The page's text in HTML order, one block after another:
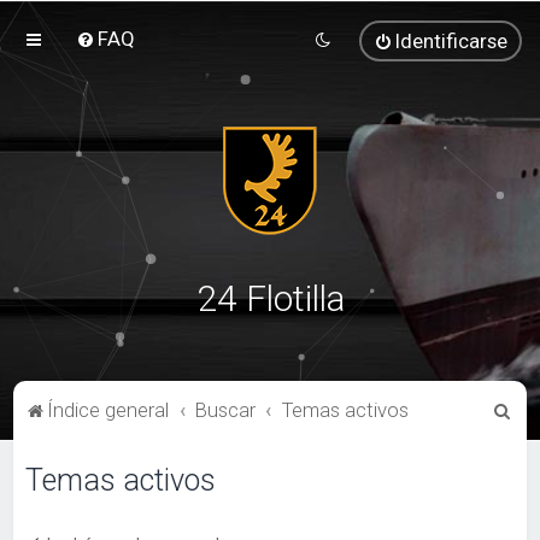
FAQ Identificarse
24 Flotilla
Índice general Buscar Temas activos
Temas activos